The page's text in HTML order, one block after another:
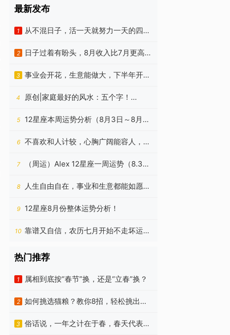
最新发布
1
从不混日子，活一天就努力一天的四种
生肖，9月之前苦尽甘来
2
日子过着有盼头，8月收入比7月更高，
生活好转的4种属相
3
事业会开花，生意能做大，下半年开始
不停赚钱的四个星座
4
原创|家庭最好的风水：五个字！
（准）
5
12星座本周运势分析（8月3日～8月9
日）
6
不喜欢和人计较，心胸广阔能容人，更
能收获成功的四个星座
7
（周运）Alex 12星座一周运势（8.3—
8.9）
8
人生自由自在，事业和生意都能如愿以
偿的四个生肖，今年更好
9 12星座8月份整体运势分析！
10 靠谱又自信，农历七月开始不走坏运
热门推荐
1 属相到底按“春节”换，还是“立春”换？
2
如何挑选猫粮？教你8招，轻松挑出优
质猫粮！
3
俗话说，一年之计在于春，春天代表着